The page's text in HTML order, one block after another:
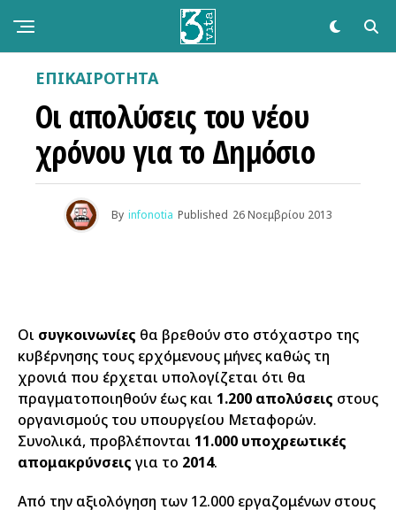
ΕΠΙΚΑΙΡΌΤΗΤΑ
Οι απολύσεις του νέου
χρόνου για το Δημόσιο
By infonotia Published 26 Νοεμβρίου 2013
Οι συγκοινωνίες θα βρεθούν στο στόχαστρο της
κυβέρνησης τους ερχόμενους μήνες καθώς τη
χρονιά που έρχεται υπολογίζεται ότι θα
πραγματοποιηθούν έως και 1.200 απολύσεις στους
οργανισμούς του υπουργείου Μεταφορών.
Συνολικά, προβλέπονται 11.000 υποχρεωτικές
απομακρύνσεις για το 2014.
Από την αξιολόγηση των 12.000 εργαζομένων στους